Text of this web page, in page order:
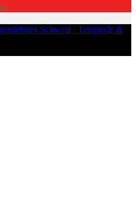
Schweiz | Temporär &